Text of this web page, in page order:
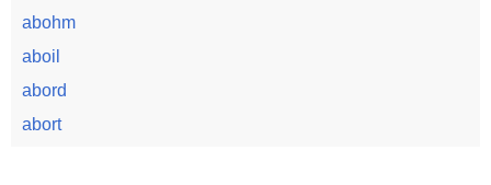
abohm
aboil
abord
abort